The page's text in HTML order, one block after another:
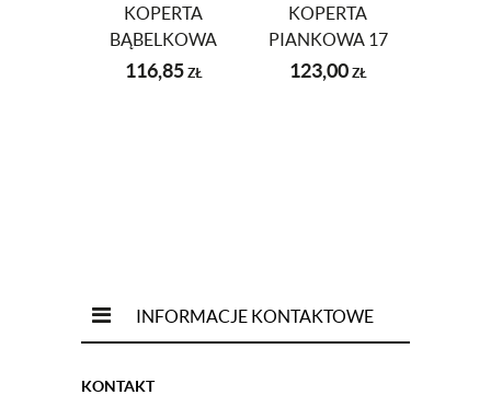
KOPERTA
BĄBELKOWA
17G (250X350)
116,85 ZŁ
KOPERTA
PIANKOWA 17
(250X338) 100
123,00 ZŁ
INFORMACJE KONTAKTOWE
KONTAKT